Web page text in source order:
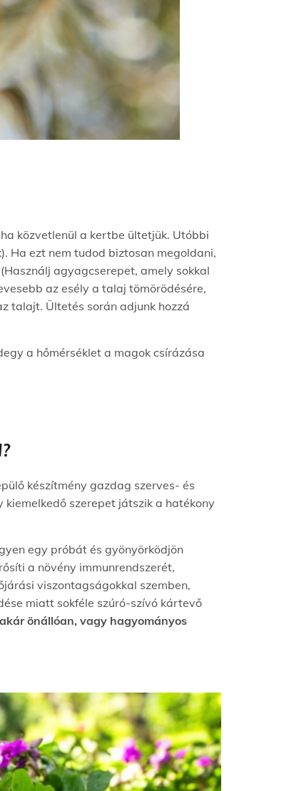
közvetlenül a kertbe ültetjük. Utóbbi
Ha ezt nem tudod biztosan megoldani,
agyagcserepet, amely sokkal
az esély a talaj tömörödésére,
talajt. Ültetés során adjunk hozzá
a hőmérséklet a magok csírázása
készítmény gazdag szerves- és
szerepet játszik a hatékony
egy próbát és gyönyörködjön
a növény immunrendszerét,
viszontagságokkal szemben,
miatt sokféle szúró-szívó kártevő
önállóan, vagy hagyományos